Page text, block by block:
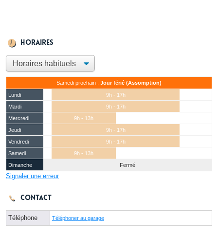
Horaires
Samedi prochain : Jour férié (Assomption)
Lundi
9h - 17h
Mardi
9h - 17h
Mercredi
9h - 13h
Jeudi
9h - 17h
Vendredi
9h - 17h
Samedi
9h - 13h
Dimanche
Fermé
Signaler une erreur
Contact
Téléphone Téléphoner au garage